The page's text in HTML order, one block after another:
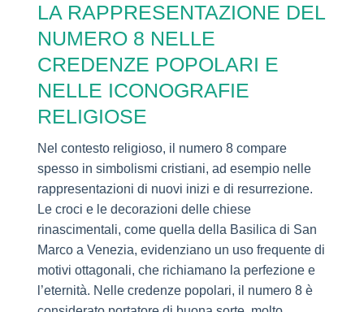
LA RAPPRESENTAZIONE DEL
NUMERO 8 NELLE
CREDENZE POPOLARI E
NELLE ICONOGRAFIE
RELIGIOSE
Nel contesto religioso, il numero 8 compare
spesso in simbolismi cristiani, ad esempio nelle
rappresentazioni di nuovi inizi e di resurrezione.
Le croci e le decorazioni delle chiese
rinascimentali, come quella della Basilica di San
Marco a Venezia, evidenziano un uso frequente di
motivi ottagonali, che richiamano la perfezione e
l’eternità. Nelle credenze popolari, il numero 8 è